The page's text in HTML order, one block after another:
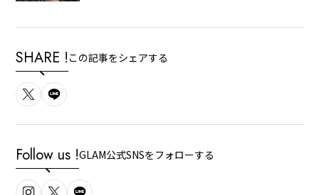
SHARE ! この記事をシェアする
Follow us !GLAM公式SNSをフォローする